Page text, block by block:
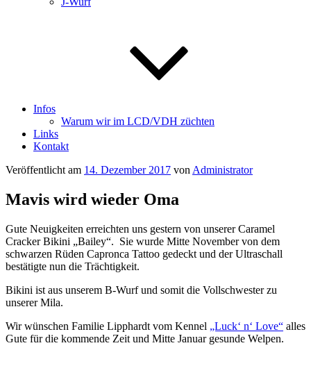
Infos
Warum wir im LCD/VDH züchten
Links
Kontakt
Veröffentlicht am 14. Dezember 2017 von Administrator
Mavis wird wieder Oma
Gute Neuigkeiten erreichten uns gestern von unserer Caramel
Cracker Bikini „Bailey“. Sie wurde Mitte November von dem
schwarzen Rüden Capronca Tattoo gedeckt und der Ultraschall
bestätigte nun die Trächtigkeit.
Bikini ist aus unserem B-Wurf und somit die Vollschwester zu
unserer Mila.
Wir wünschen Familie Lipphardt vom Kennel „Luck‘ n‘ Love“ alles
Gute für die kommende Zeit und Mitte Januar gesunde Welpen.